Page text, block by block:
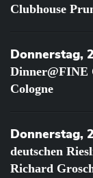
Clubhouse
Donnerstag,
Dinner@FINE
Cologne
Donnerstag,
deutschen
Richard